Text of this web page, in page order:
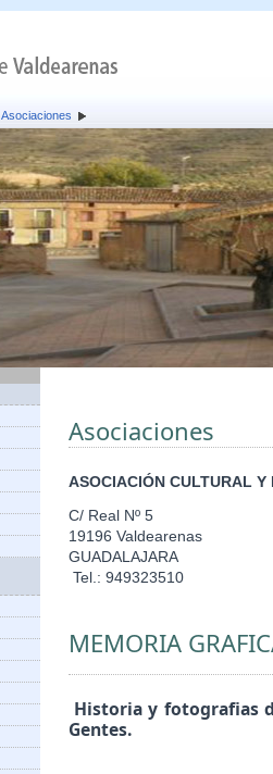
Asociaciones
Asociaciones
ASOCIACIÓN CULTURAL Y
C/ Real Nº 5
19196 Valdearenas
GUADALAJARA
Tel.: 949323510
MEMORIA
Historia y fotografias
Gentes.